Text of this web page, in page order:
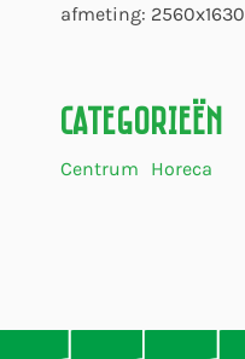
afmeting: 2560x1630
Categorieën
Centrum Horeca